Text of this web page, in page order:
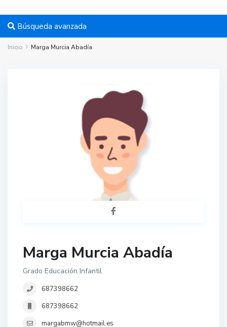
Búsqueda avanzada
Inicio Marga Murcia Abadía
Marga Murcia Abadía
Grado Educación Infantil
687398662
687398662
margabmw@hotmail.es